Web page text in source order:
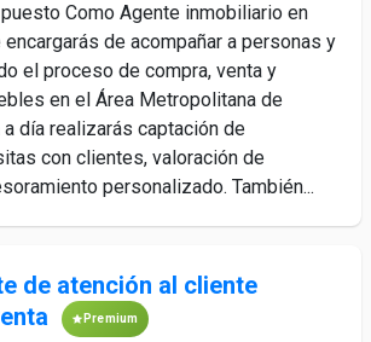
Como Agente inmobiliario en
encargarás de acompañar a personas y
el proceso de compra, venta y
en el Área Metropolitana de
a día realizarás captación de
con clientes, valoración de
personalizado. También...
de atención al cliente
Premium